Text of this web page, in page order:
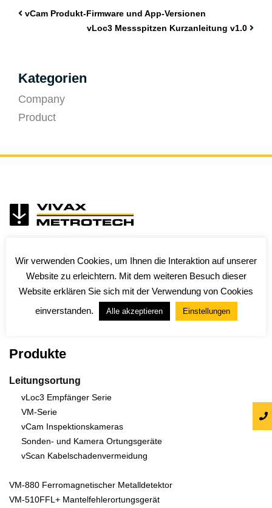
vCam Produkt-Firmware und App-Versionen
vLoc3 Messspitzen Kurzanleitung v1.0
Kategorien
Company
Product
Produkte
Leitungsortung
vLoc3 Empfänger Serie
VM-Serie
vCam Inspektionskameras
Sonden- und Kamera Ortungsgeräte
vScan Kabelschadenvermeidung
VM-880 Ferromagnetischer Metalldetektor
VM-510FFL+ Mantelfehlerortungsgerät
Wir verwenden Cookies, um Ihnen die Interaktion auf unserer
Website zu erleichtern. Mit dem weiteren Besuch dieser
Website erklären Sie sich mit der Verwendung von Cookies
einverstanden.
Alle akzeptieren Einstellungen